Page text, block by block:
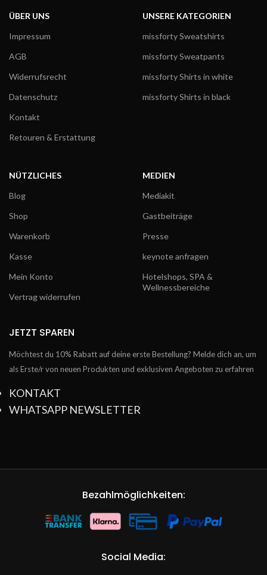
ÜBER UNS
Impressum
AGB
Widerrufsrecht
Datenschutz
Kontakt
Retouren & Erstattung
UNSERE KATEGORIEN
missforty Sweatshirts
missforty Sweatpants
missforty Shirts in white
missforty Shirts in black
NÜTZLICHES
Blog
Shop
Warenkorb
Kasse
Mein Konto
Vertrag widerrufen
MEDIEN
Mediakit
Gastbeiträge
Presse
keynote anfragen
Hotelshops, SPA &
Wellnessbereiche
JETZT SPAREN
Möchtest du 10% Rabatt auf deine erste Bestellung? Melde dich an, um
als Erste/r von neuen Produkten und exklusiven Angeboten zu erfahren
KONTAKT
WHATSAPP NEWSLETTER
Bezahlmöglichkeiten:
Social Media: